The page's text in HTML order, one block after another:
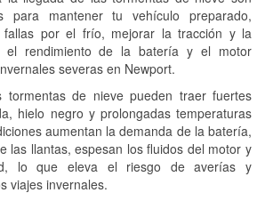
para mantener tu vehículo preparado,
por el frío, mejorar la tracción y la
el rendimiento de la batería y el motor
severas en Newport.
tormentas de nieve pueden traer fuertes
hielo negro y prolongadas temperaturas
aumentan la demanda de la batería,
las llantas, espesan los fluidos del motor y
lo que eleva el riesgo de averías y
viajes invernales.
de bombillas de faros
de limpiaparabrisas
de Préstamo de
de tambores y discos de